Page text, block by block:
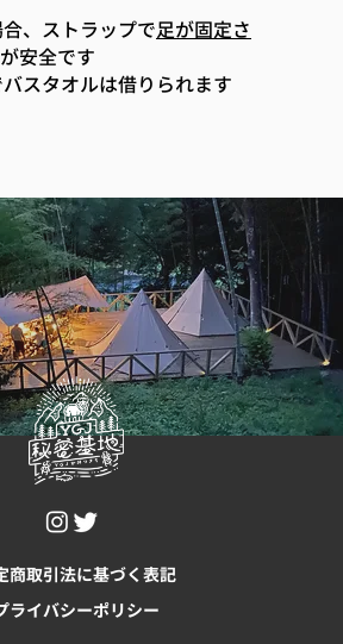
、ストラップで足が固定さ
安全です
スタオルは借りられます
商取引法に基づく表記
ライバシーポリシー